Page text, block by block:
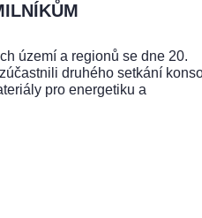
území a regionů se dne 20.
druhého setkání
pro energetiku a